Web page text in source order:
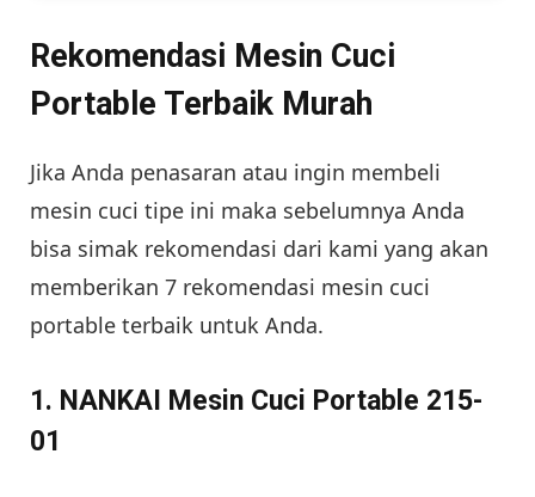
Rekomendasi Mesin Cuci
Portable Terbaik Murah
Jika Anda penasaran atau ingin membeli
mesin cuci tipe ini maka sebelumnya Anda
bisa simak rekomendasi dari kami yang akan
memberikan 7 rekomendasi mesin cuci
portable terbaik untuk Anda.
1. NANKAI Mesin Cuci Portable 215-
01